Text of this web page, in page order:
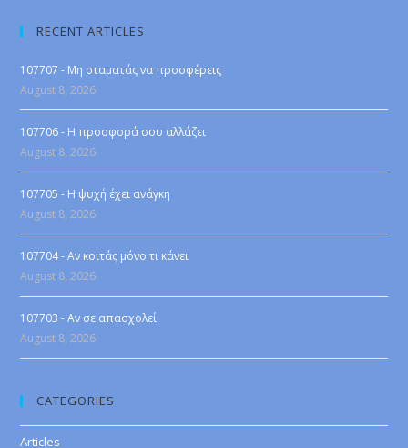
RECENT ARTICLES
107707 - Μη σταματάς να προσφέρεις
August 8, 2026
107706 - Η προσφορά σου αλλάζει
August 8, 2026
107705 - Η ψυχή έχει ανάγκη
August 8, 2026
107704 - Αν κοιτάς μόνο τι κάνει
August 8, 2026
107703 - Αν σε απασχολεί
August 8, 2026
CATEGORIES
Articles